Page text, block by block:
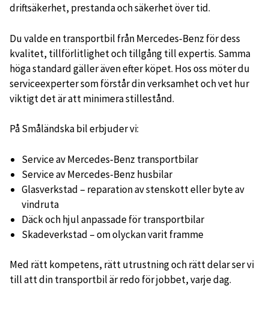
driftsäkerhet, prestanda och säkerhet över tid.
Du valde en transportbil från Mercedes‑Benz för dess
kvalitet, tillförlitlighet och tillgång till expertis. Samma
höga standard gäller även efter köpet. Hos oss möter du
serviceexperter som förstår din verksamhet och vet hur
viktigt det är att minimera stillestånd.
På Småländska bil erbjuder vi:
Service av Mercedes‑Benz transportbilar
Service av Mercedes-Benz husbilar
Glasverkstad – reparation av stenskott eller byte av
vindruta
Däck och hjul anpassade för transportbilar
Skadeverkstad – om olyckan varit framme
Med rätt kompetens, rätt utrustning och rätt delar ser vi
till att din transportbil är redo för jobbet, varje dag.